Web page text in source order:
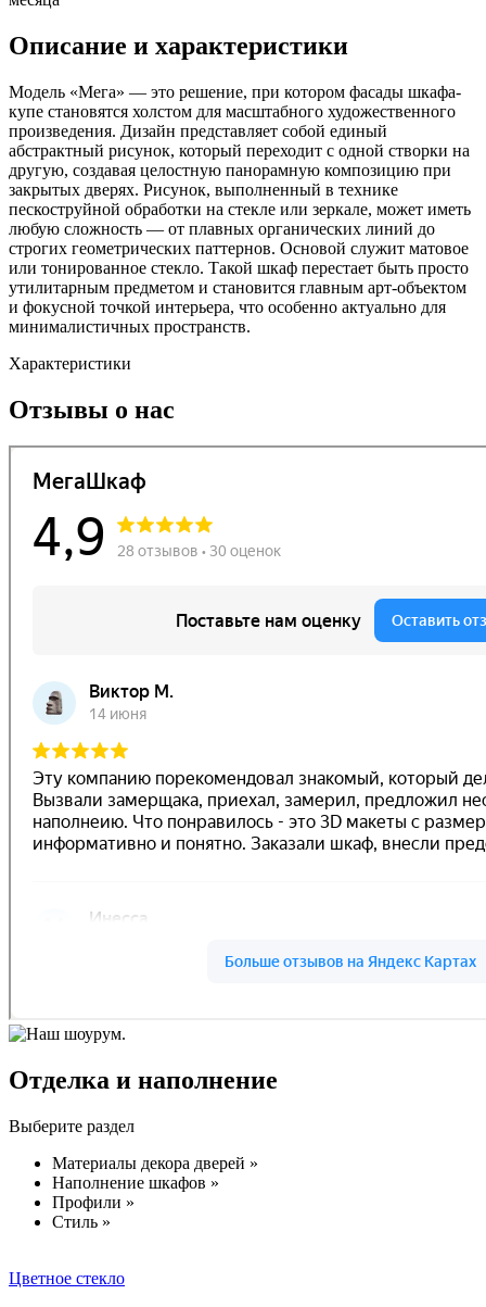
Описание и характеристики
Модель «Мега» — это решение, при котором фасады шкафа-
купе становятся холстом для масштабного художественного
произведения. Дизайн представляет собой единый
абстрактный рисунок, который переходит с одной створки на
другую, создавая целостную панорамную композицию при
закрытых дверях. Рисунок, выполненный в технике
пескоструйной обработки на стекле или зеркале, может иметь
любую сложность — от плавных органических линий до
строгих геометрических паттернов. Основой служит матовое
или тонированное стекло. Такой шкаф перестает быть просто
утилитарным предметом и становится главным арт-объектом
и фокусной точкой интерьера, что особенно актуально для
минималистичных пространств.
Характеристики
Отзывы о нас
Отделка и наполнение
Выберите раздел
Материалы декора дверей »
Наполнение шкафов »
Профили »
Стиль »
Цветное стекло